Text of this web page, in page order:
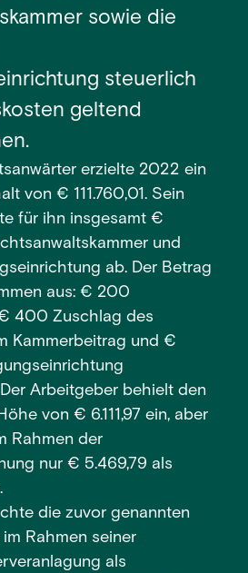
sowie die
steuerlich
geltend
erzielte 2022 ein
von € 111.760,01. Sein
für ihn insgesamt €
und
ab. Der Betrag
aus: € 200
400 Zuschlag des
Kammerbeitrag und €
Arbeitgeber behielt den
von € 6.111,97 ein, aber
Rahmen der
nur € 5.469,79 als
die zuvor genannten
Rahmen seiner
als